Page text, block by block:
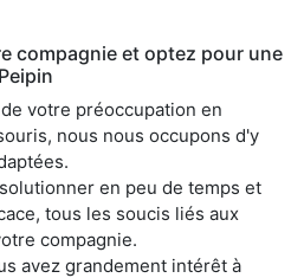
compagnie et optez pour une
votre préoccupation en
nous nous occupons d'y
en peu de temps et
tous les soucis liés aux
compagnie.
avez grandement intérêt à